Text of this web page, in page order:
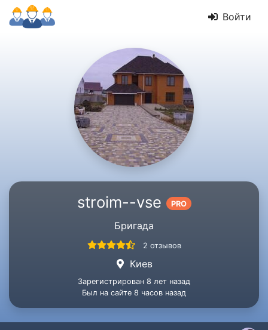
Войти
stroim--vse PRO
Бригада
2 отзывов
Киев
Зарегистрирован 8 лет назад
Был на сайте 8 часов назад